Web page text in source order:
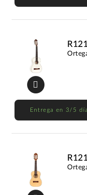
Entrega en 3/5